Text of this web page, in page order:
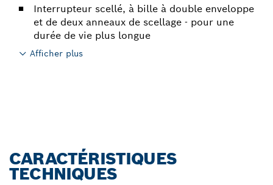
Interrupteur scellé, à bille à double enveloppe
et de deux anneaux de scellage - pour une
durée de vie plus longue
Afficher plus
CARACTÉRISTIQUES
TECHNIQUES